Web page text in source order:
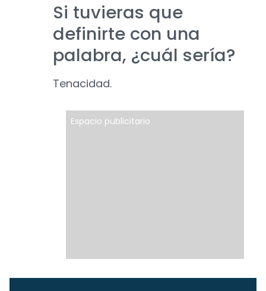
Si tuvieras que
definirte con una
palabra, ¿cuál sería?
Tenacidad.
Espacio publicitario